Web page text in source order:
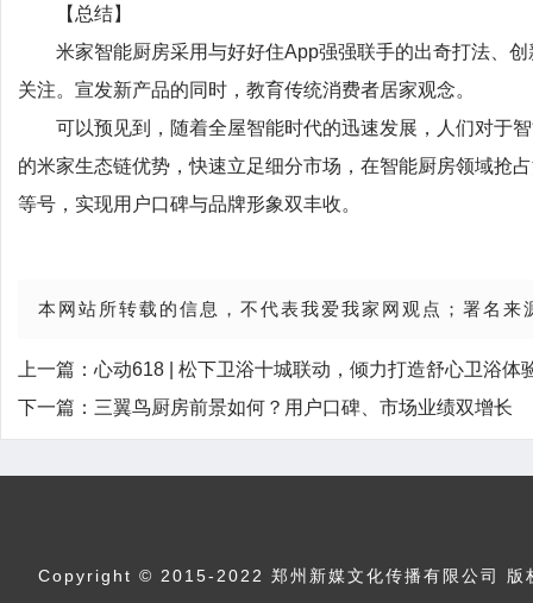
【总结】
米家智能厨房采用与好好住App强强联手的出奇打法、
关注。宣发新产品的同时，教育传统消费者居家观念。
可以预见到，随着全屋智能时代的迅速发展，人们对于
的米家生态链优势，快速立足细分市场，在智能厨房领域抢
等号，实现用户口碑与品牌形象双丰收。
本网站所转载的信息，不代表我爱我家网观点；署名来
上一篇： 心动618 | 松下卫浴十城联动，倾力打造舒心卫浴体
下一篇： 三翼鸟厨房前景如何？用户口碑、市场业绩双增长
Copyright © 2015-2022 郑州新媒文化传播有限公司 版